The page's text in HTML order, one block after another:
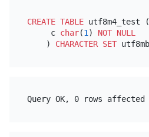
CREATE TABLE utf8m4_test (
     c
char(1 ) NOT NULL
    )
CHARACTER SET